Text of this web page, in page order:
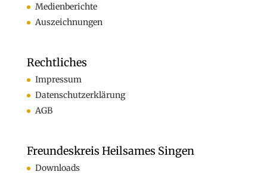
Medienberichte
Auszeichnungen
Rechtliches
Impressum
Datenschutzerklärung
AGB
Freundeskreis Heilsames Singen
Downloads